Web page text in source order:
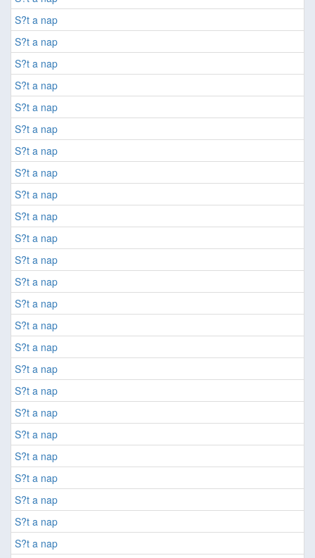
S?t a nap
S?t a nap
S?t a nap
S?t a nap
S?t a nap
S?t a nap
S?t a nap
S?t a nap
S?t a nap
S?t a nap
S?t a nap
S?t a nap
S?t a nap
S?t a nap
S?t a nap
S?t a nap
S?t a nap
S?t a nap
S?t a nap
S?t a nap
S?t a nap
S?t a nap
S?t a nap
S?t a nap
S?t a nap